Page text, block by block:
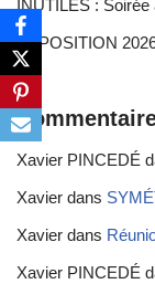
INUTILES : Soirée
EXPOSITION
Xavier PINCEDÉ
Xavier dans
Xavier dans
Xavier PINCEDÉ